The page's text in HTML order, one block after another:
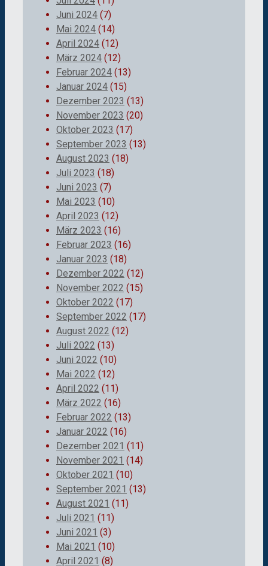
Juni 2024 (7)
Mai 2024 (14)
April 2024 (12)
März 2024 (12)
Februar 2024 (13)
Januar 2024 (15)
Dezember 2023 (13)
November 2023 (20)
Oktober 2023 (17)
September 2023 (13)
August 2023 (18)
Juli 2023 (18)
Juni 2023 (7)
Mai 2023 (10)
April 2023 (12)
März 2023 (16)
Februar 2023 (16)
Januar 2023 (18)
Dezember 2022 (12)
November 2022 (15)
Oktober 2022 (17)
September 2022 (17)
August 2022 (12)
Juli 2022 (13)
Juni 2022 (10)
Mai 2022 (12)
April 2022 (11)
März 2022 (16)
Februar 2022 (13)
Januar 2022 (16)
Dezember 2021 (11)
November 2021 (14)
Oktober 2021 (10)
September 2021 (13)
August 2021 (11)
Juli 2021 (11)
Juni 2021 (3)
Mai 2021 (10)
April 2021 (8)